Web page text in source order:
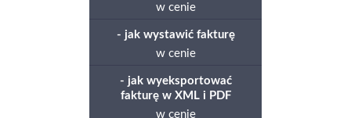
w cenie
- jak wystawić fakturę
w cenie
- jak wyeksportować
fakturę w XML i PDF
w cenie